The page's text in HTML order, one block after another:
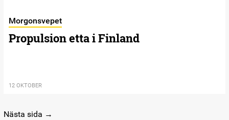
Morgonsvepet
Propulsion etta i Finland
12 OKTOBER
Nästa sida →